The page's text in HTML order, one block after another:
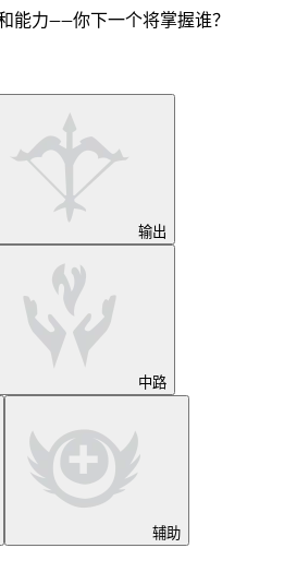
能力——你下一个将掌握谁？
输出
中路
辅助